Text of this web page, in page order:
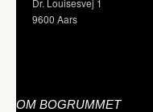
Dr. Louisesvej 1
9600 Aars
OM BOGRUMMET